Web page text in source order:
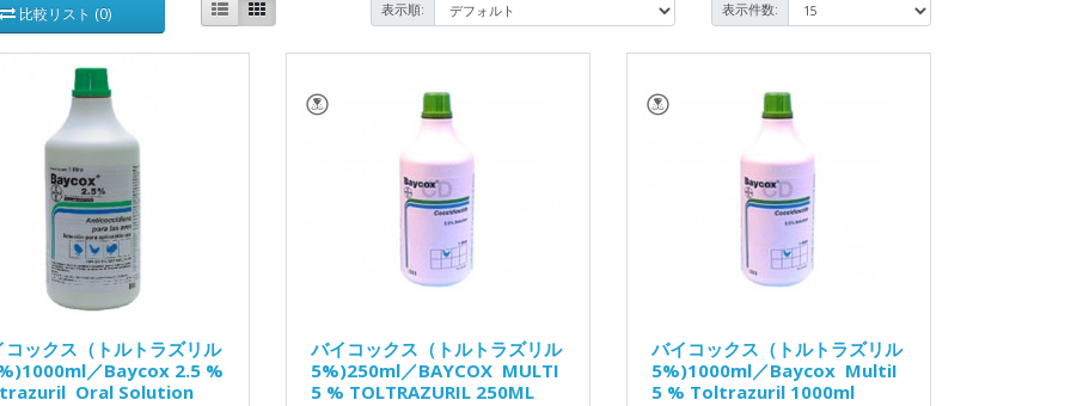
比較リスト (0) 表示順: 表示件数:
コックス（トルトラズリル
／Baycox 2.5 %
Oral Solution
バイコックス（トルトラズリル
5%)250ml／BAYCOX MULTI
5 % TOLTRAZURIL 250ML
バイコックス（トルトラズリル
5%)1000ml／Baycox MultiI
5 % Toltrazuril 1000ml